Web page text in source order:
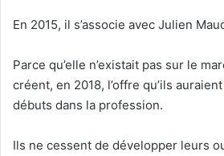
En 2015, il s’associe avec Julien
Parce qu’elle n’existait pas sur le
créent, en 2018, l’offre qu’ils
débuts dans la profession.
Ils ne cessent de développer leurs